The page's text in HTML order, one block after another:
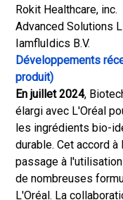
Rokit Healthcare, inc.
Advanced Solutions
IamfluIdics B.V.
Développements
produit)
En juillet 2024,
élargi avec L'Oréal
les ingrédients bio-
durable. Cet accord
passage à
de nombreuses
L'Oréal. La